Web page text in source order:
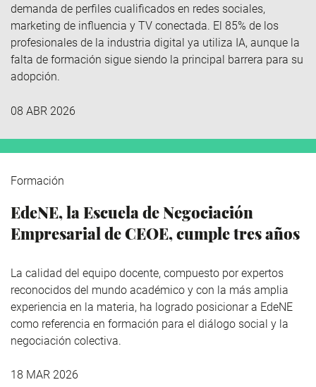
demanda de perfiles cualificados en redes sociales,
marketing de influencia y TV conectada. El 85% de los
profesionales de la industria digital ya utiliza IA, aunque la
falta de formación sigue siendo la principal barrera para su
adopción.
08 ABR 2026
Formación
EdeNE, la Escuela de Negociación
Empresarial de CEOE, cumple tres años
La calidad del equipo docente, compuesto por expertos
reconocidos del mundo académico y con la más amplia
experiencia en la materia, ha logrado posicionar a EdeNE
como referencia en formación para el diálogo social y la
negociación colectiva.
18 MAR 2026